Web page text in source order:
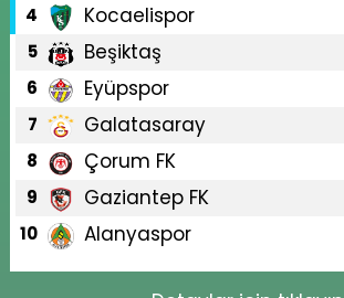
4 Kocaelispor
5 Beşiktaş
6 Eyüpspor
7 Galatasaray
8 Çorum FK
9 Gaziantep FK
10 Alanyaspor